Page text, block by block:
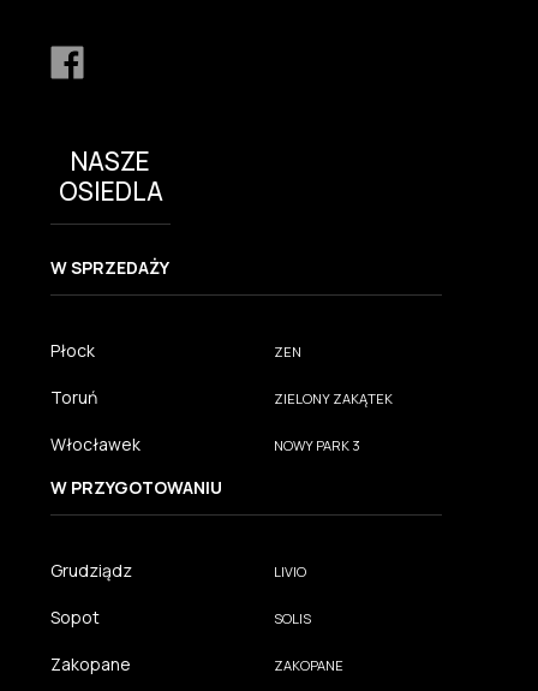
NASZE
OSIEDLA
W SPRZEDAŻY
Płock ZEN
Toruń ZIELONY ZAKĄTEK
Włocławek NOWY PARK 3
W PRZYGOTOWANIU
Grudziądz LIVIO
Sopot SOLIS
Zakopane ZAKOPANE